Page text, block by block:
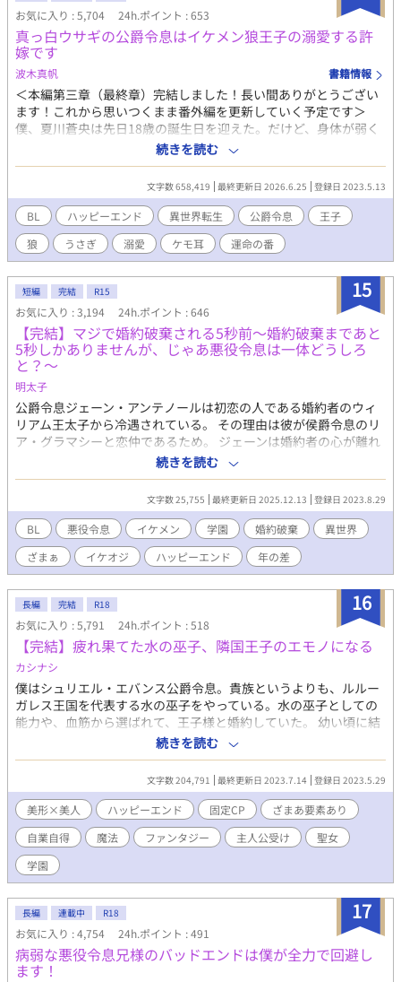
人生では、結果的に自分を死へ追いやった男。 だが、その裏で
彼もまた義母の犠牲者だった。 破滅の未来を知るリュシアン
は、誰よりも早く彼を救い出そうとする。 無能と蔑まれた公爵
令息と、利用されるはずだった森人の青年。 ――今度こそ、誰
にも人生を奪わせない。 ※表紙はフリー素材を使用させていただ
いています。
お気に入り : 5,704 24h.ポイント : 653
真っ白ウサギの公爵令息はイケメン狼王子の溺愛する許
嫁です
波木真帆 書籍情報
＜本編第三章（最終章）完結しました！長い間ありがとうござい
ます！これから思いつくまま番外編を更新していく予定です＞
僕、夏川蒼央は先日18歳の誕生日を迎えた。だけど、身体が弱く
この18年の間、病院の外に出たことはほんとどない。治りもしな
い病気に疲れ果てた両親に捨てられ、誰からも必要とされない僕
は、生きることを諦め、死ぬのを待ち侘びるだけの毎日を過ごし
ていた。そして、ようやく僕の命が尽きやっと親孝行ができた。
これで楽になる……そう思っていたのに、気がつくと僕は新たな
世界に生まれ変わっていた。 そこはケモ耳と尻尾付きで生まれる
世界。 王家とその血筋である公爵家には狼が生まれるのが通常で
あるが、ごく稀にウサギ耳と尻尾を持つ子が生まれる。 狼の耳付
きが生まれるヴォルフ公爵家に生まれた真っ白なウサギ耳の僕・
アズールは、生まれながらに王子の許嫁に決まっているのだが、
その王子がびっくりな容姿をしていて……。 愛されることだけを
夢見ていた可愛いウサギ耳の公爵令息と神に選ばれし能力を持つ
王子のイチャラブハッピーエンド小説です。 R18には※つけま
す。
続きを読む
文字数 658,419 最終更新日 2026.6.25 登録日 2023.5.13
BL ハッピーエンド 異世界転生 公爵令息
王子
狼
うさぎ 溺愛 ケモ耳 運命の番
15
短編 完結 R15
お気に入り : 3,194 24h.ポイント : 646
【完結】マジで婚約破棄される5秒前〜婚約破棄まであと
5秒しかありませんが、じゃあ悪役令息は一体どうしろ
と？〜
明太子
公爵令息ジェーン・アンテノールは初恋の人である婚約者のウィ
リアム王太子から冷遇されている。 その理由は彼が侯爵令息のリ
ア・グラマシーと恋仲であるため。 ジェーンは婚約者の心が離れ
ていることを寂しく思いながらも卒業パーティーに出席する。 し
かし、その場で彼はひょんなことから自身がリアを主人公とした
物語（BLゲーム）の悪役だと気付く。 そしてこの後すぐにウィリ
アムから婚約破棄されることも。 婚約破棄まであと5秒しかあり
ませんが、じゃあ一体どうしろと？ シナリオから外れたジェーン
の行動は登場人物たちに思わぬ影響を与えていくことに。 ※小説
家になろうにも掲載しております。
続きを読む
文字数 25,755 最終更新日 2025.12.13 登録日 2023.8.29
BL 悪役令息 イケメン 学園 婚約破棄
異世界
ざまぁ
イケオジ ハッピーエンド 年の差
16
長編 完結 R18
お気に入り : 5,791 24h.ポイント : 518
【完結】疲れ果てた水の巫子、隣国王子のエモノになる
カシナシ
僕はシュリエル・エバンス公爵令息。貴族というよりも、ルルー
ガレス王国を代表する水の巫子をやっている。水の巫子としての
能力や、血筋から選ばれて、王子様と婚約していた。 幼い頃に結
ばれた婚約だが、ディルク殿下に恋をしてから、ずっと自己研鑽
に努めてきた。聖女が現れても、殿下に相応しいのは僕だと、心
の中で言い聞かせるようにしていたが、 殿下の隣には、いつの間
にかローズブロンドの美しい聖女がいた。 なんとかしてかつての
優しい眼差しに戻ってほしいのに、日が経つ毎に状況は悪くな
る。 そんなある日、僕は目を疑うものを見てしまった。 攻め・威
圧系美形 受け・浮世離れ系美人 （HOTランキング最高３位、頂き
ました。たくさんの閲覧ありがとうございます！） （第12回BL大
賞にて、奨励賞を頂きました。たくさんの応援、ありがとうござ
甘々になっていきます ※本編６０話（約16万字）＋番外編数話く
らい ※残酷描写あります ※ R18は後半に
続きを読む
文字数 204,791 最終更新日 2023.7.14 登録日 2023.5.29
美形×美人 ハッピーエンド 固定CP
ざまあ要素あり
自業自得
魔法 ファンタジー 主人公受け
聖女
学園
17
長編 連載中 R18
お気に入り : 4,754 24h.ポイント : 491
病弱な悪役令息兄様のバッドエンドは僕が全力で回避し
ます！